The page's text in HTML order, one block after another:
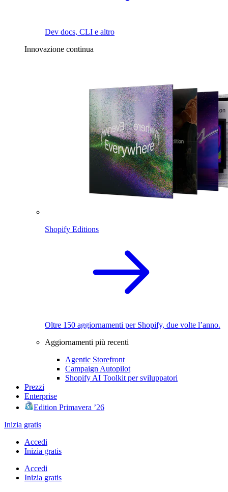
Dev docs, CLI e altro
Innovazione continua
Shopify Editions
Oltre 150 aggiornamenti per Shopify, due volte l’anno.
Aggiornamenti più recenti
Agentic Storefront
Campaign Autopilot
Shopify AI Toolkit per sviluppatori
Prezzi
Enterprise
Edition Primavera ’26
Inizia gratis
Accedi
Inizia gratis
Accedi
Inizia gratis